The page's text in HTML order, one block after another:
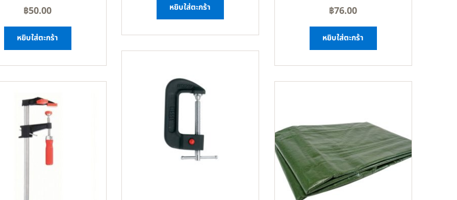
฿50.00
หยิบใส่ตะกร้า
หยิบใส่ตะกร้า ฿76.00
หยิบใส่ตะกร้า